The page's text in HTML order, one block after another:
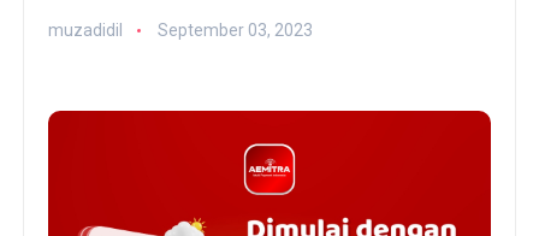
muzadidil September 03, 2023